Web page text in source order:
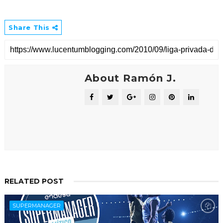
Share This
About Ramón J.
RELATED POST
SUPERMANAGER